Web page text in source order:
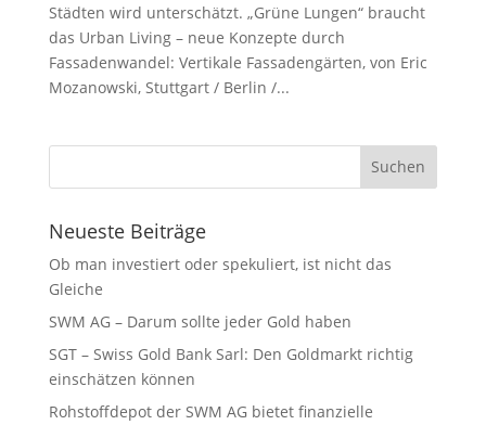
Städten wird unterschätzt. „Grüne Lungen“ braucht
das Urban Living – neue Konzepte durch
Fassadenwandel: Vertikale Fassadengärten, von Eric
Mozanowski, Stuttgart / Berlin /...
Neueste Beiträge
Ob man investiert oder spekuliert, ist nicht das
Gleiche
SWM AG – Darum sollte jeder Gold haben
SGT – Swiss Gold Bank Sarl: Den Goldmarkt richtig
einschätzen können
Rohstoffdepot der SWM AG bietet finanzielle